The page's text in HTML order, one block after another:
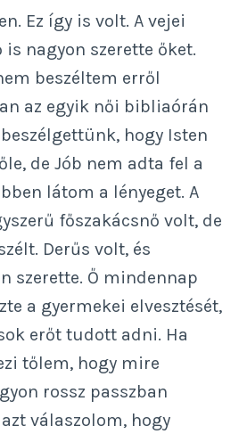
Ez így is volt. A vejei
is nagyon szerette őket.
beszéltem erről
az egyik női bibliaórán
hogy Isten
de Jób nem adta fel a
látom a lényeget. A
főszakácsnő volt, de
Derűs volt, és
szerette. Ő mindennap
a gyermekei elvesztését,
erőt tudott adni. Ha
tőlem, hogy mire
rossz passzban
válaszolom, hogy